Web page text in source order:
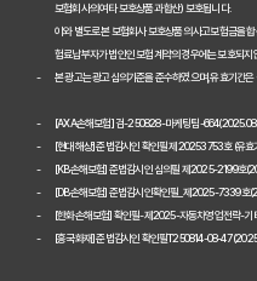
내 차에 딱 맞는 자동차보
2026 자동차보험 다이렉
자동차보험 다이렉트 비
다이렉트 자동차보험료
보험회사의 여타 보호상품과 합산) 보호됩니다.
이와 별도로 본 보험회사 보호상품의 사고보험금을
험료납부자가 법인인 보험계약의 경우에는 보호되지
본 광고는 광고심의기준을 준수하였으며, 유효기간은
[AXA손해보험] 검-250828-마케팅팀-
[현대해상] 준법감시인 확인필 제20253753호 (유
[KB손해보험] 준법감시인 심의필 제2025-2199호
[DB손해보험] 준법감시인확인필_제2025-7339호
[한화손해보험] 확인필-제2025-자동차영업전략-
[흥국화재] 준법감시인 확인필T250814-08-47